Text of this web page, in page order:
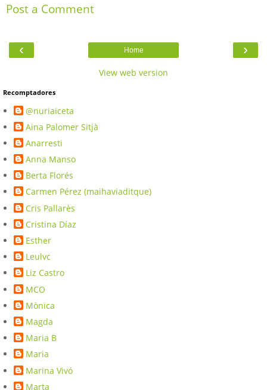
Post a Comment
‹ ›
Home
View web version
Recomptadores
@nuriaiceta
Aina Palomer Sitjà
Anarresti
Anna Manso
Berta Florés
Carmen Pérez (maihaviaditque)
Cris Pallarès
Cristina Díaz
Esther
Leulvc
Liz Castro
MCO
Mònica
Magda
Maria B
Maria
Marina Vivó
Marta